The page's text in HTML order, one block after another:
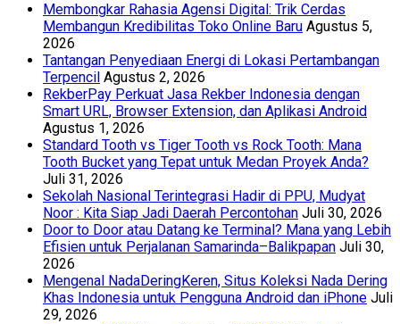
Membongkar Rahasia Agensi Digital: Trik Cerdas
Membangun Kredibilitas Toko Online Baru Agustus 5,
2026
Tantangan Penyediaan Energi di Lokasi Pertambangan
Terpencil Agustus 2, 2026
RekberPay Perkuat Jasa Rekber Indonesia dengan
Smart URL, Browser Extension, dan Aplikasi Android
Agustus 1, 2026
Standard Tooth vs Tiger Tooth vs Rock Tooth: Mana
Tooth Bucket yang Tepat untuk Medan Proyek Anda?
Juli 31, 2026
Sekolah Nasional Terintegrasi Hadir di PPU, Mudyat
Noor : Kita Siap Jadi Daerah Percontohan Juli 30, 2026
Door to Door atau Datang ke Terminal? Mana yang Lebih
Efisien untuk Perjalanan Samarinda–Balikpapan Juli 30,
2026
Mengenal NadaDeringKeren, Situs Koleksi Nada Dering
Khas Indonesia untuk Pengguna Android dan iPhone Juli
29, 2026